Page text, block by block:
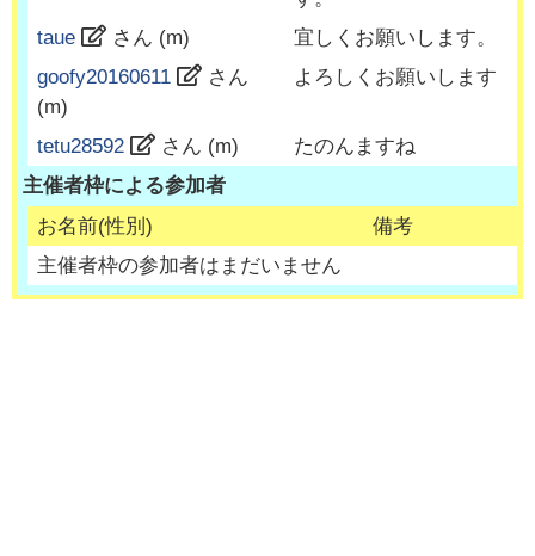
taue
さん (m)
宜しくお願いします。
goofy20160611
さん
(m)
よろしくお願いします
tetu28592 さん (m)
たのんますね
主催者枠による参加者
お名前(性別)
備考
主催者枠の参加者はまだいません